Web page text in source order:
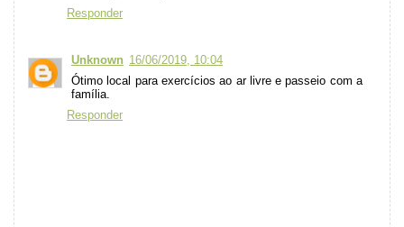
Responder
Unknown 16/06/2019, 10:04
Ótimo local para exercícios ao ar livre e passeio com a
família.
Responder